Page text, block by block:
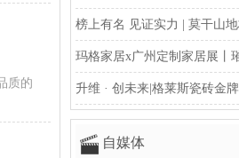
质的
榜上有名 见证实力 | 莫干山
玛格家居x广州定制家居展丨
升维 · 创未来|格莱斯瓷砖金
自媒体